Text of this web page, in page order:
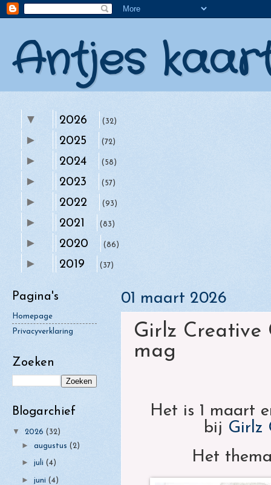
Antjes
▼ 2026 (32)
► augustus
► juli (4)
► juni (4)
► mei (4)
► april (4)
▼ maart
Girlz Creative Christmas Challenge 170
Girlz Creative Crafts - Challenge 66 -
Girlz Creative Christmas Challenge 166
► februari
► 2025 (72)
► 2024 (58)
► 2023 (57)
► 2022 (93)
► 2021 (83)
► 2020 (86)
► 2019 (37)
01 maart 2026
Girlz Creative
mag
Het is 1 maart
bij Girlz
Het
Pagina's
Homepage
Privacyverklaring
Zoeken
Blogarchief
▼ 2026 (32)
►augustus(2)
►juli(4)
►juni(4)